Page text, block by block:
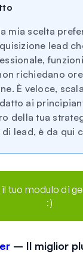
mia scelta
lead
richiedano
È veloce,
ai
della tua
lead, è da qui
tuo modulo di
:)
– Il miglior